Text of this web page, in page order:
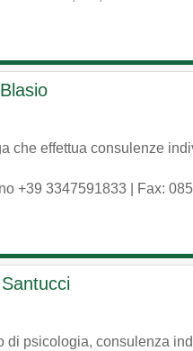
che effettua consulenze
+39 3347591833 | Fax:
di psicologia, consulenza